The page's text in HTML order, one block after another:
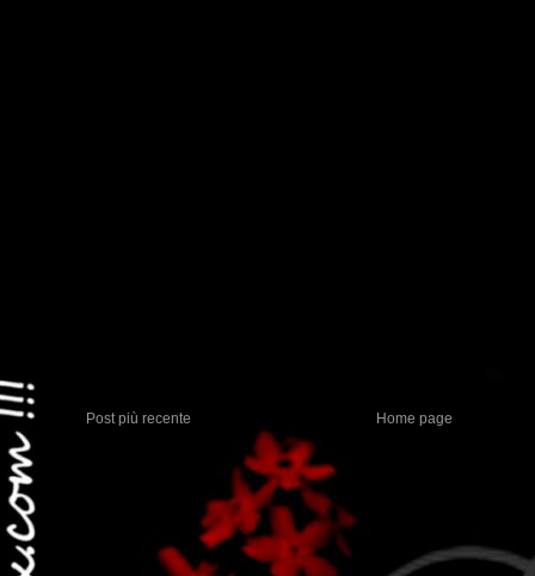
Post più recente Home page